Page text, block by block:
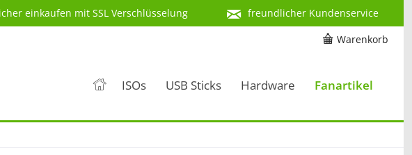
einkaufen mit SSL Verschlüsselung
freundlicher Kundenservice
Warenkorb
ISOs USB Sticks Hardware Fanartikel